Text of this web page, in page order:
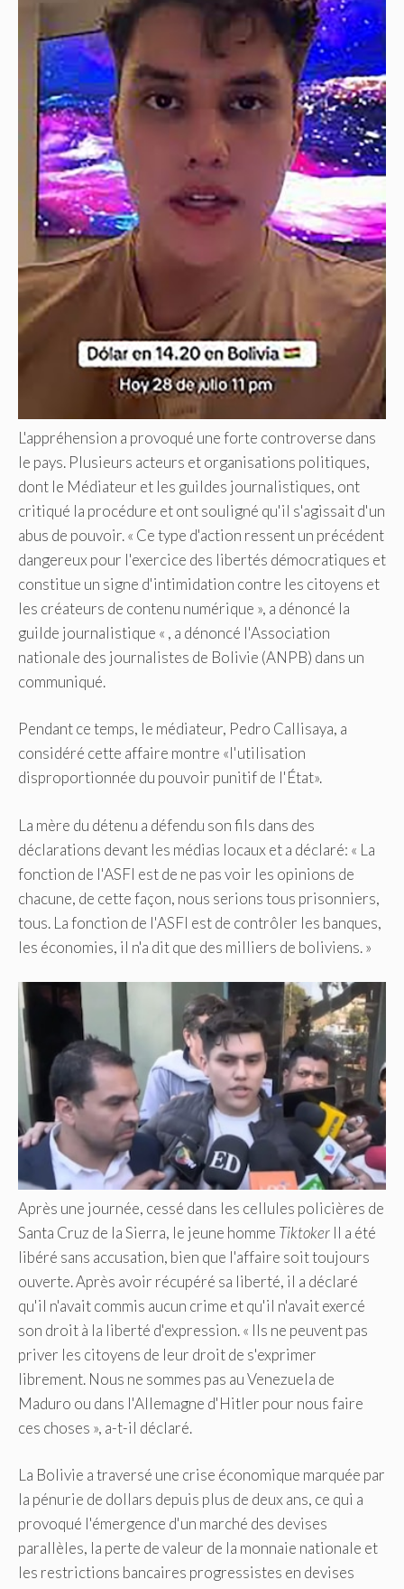
L'appréhension a provoqué une forte controverse dans
le pays. Plusieurs acteurs et organisations politiques,
dont le Médiateur et les guildes journalistiques, ont
critiqué la procédure et ont souligné qu'il s'agissait d'un
abus de pouvoir. « Ce type d'action ressent un précédent
dangereux pour l'exercice des libertés démocratiques et
constitue un signe d'intimidation contre les citoyens et
les créateurs de contenu numérique », a dénoncé la
guilde journalistique « , a dénoncé l'Association
nationale des journalistes de Bolivie (ANPB) dans un
communiqué.
Pendant ce temps, le médiateur, Pedro Callisaya, a
considéré cette affaire montre «l'utilisation
disproportionnée du pouvoir punitif de l'État».
La mère du détenu a défendu son fils dans des
déclarations devant les médias locaux et a déclaré: « La
fonction de l'ASFI est de ne pas voir les opinions de
chacune, de cette façon, nous serions tous prisonniers,
tous. La fonction de l'ASFI est de contrôler les banques,
les économies, il n'a dit que des milliers de boliviens. »
Après une journée, cessé dans les cellules policières de
Santa Cruz de la Sierra, le jeune homme Tiktoker Il a été
libéré sans accusation, bien que l'affaire soit toujours
ouverte. Après avoir récupéré sa liberté, il a déclaré
qu'il n'avait commis aucun crime et qu'il n'avait exercé
son droit à la liberté d'expression. « Ils ne peuvent pas
priver les citoyens de leur droit de s'exprimer
librement. Nous ne sommes pas au Venezuela de
Maduro ou dans l'Allemagne d'Hitler pour nous faire
ces choses », a-t-il déclaré.
La Bolivie a traversé une crise économique marquée par
la pénurie de dollars depuis plus de deux ans, ce qui a
provoqué l'émergence d'un marché des devises
parallèles, la perte de valeur de la monnaie nationale et
les restrictions bancaires progressistes en devises